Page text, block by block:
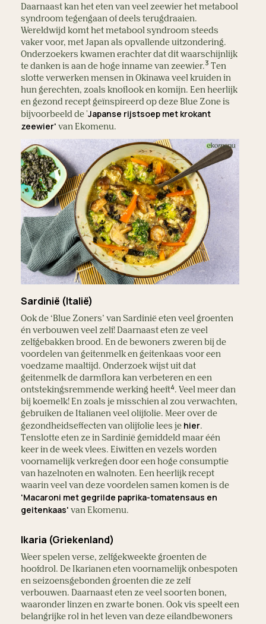
Daarnaast kan het eten van veel zeewier het metabool
syndroom tegengaan of deels terugdraaien.
Wereldwijd komt het metabool syndroom steeds
vaker voor, met Japan als opvallende uitzondering.
Onderzoekers kwamen erachter dat dit waarschijnlijk
te danken is aan de hoge inname van zeewier.3 Ten
slotte verwerken mensen in Okinawa veel kruiden in
hun gerechten, zoals knoflook en komijn. Een heerlijk
en gezond recept geïnspireerd op deze Blue Zone is
bijvoorbeeld de 'Japanse rijstsoep met krokant
zeewier' van Ekomenu.
Sardinië (Italië)
Ook de ‘Blue Zoners’ van Sardinië eten veel groenten
én verbouwen veel zelf! Daarnaast eten ze veel
zelfgebakken brood. En de bewoners zweren bij de
voordelen van geitenmelk en geitenkaas voor een
voedzame maaltijd. Onderzoek wijst uit dat
geitenmelk de darmflora kan verbeteren en een
ontstekingsremmende werking heeft4. Veel meer dan
bij koemelk! En zoals je misschien al zou verwachten,
gebruiken de Italianen veel olijfolie. Meer over de
gezondheidseffecten van olijfolie lees je hier.
Tenslotte eten ze in Sardinië gemiddeld maar één
keer in de week vlees. Eiwitten en vezels worden
voornamelijk verkregen door een hoge consumptie
van hazelnoten en walnoten. Een heerlijk recept
waarin veel van deze voordelen samen komen is de
'Macaroni met gegrilde paprika-tomatensaus en
geitenkaas' van Ekomenu.
Ikaria (Griekenland)
Weer spelen verse, zelfgekweekte groenten de
hoofdrol. De Ikarianen eten voornamelijk onbespoten
en seizoensgebonden groenten die ze zelf
verbouwen. Daarnaast eten ze veel soorten bonen,
waaronder linzen en zwarte bonen. Ook vis speelt een
belangrijke rol in het leven van deze eilandbewoners